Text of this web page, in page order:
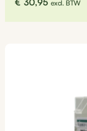
excl. BTW